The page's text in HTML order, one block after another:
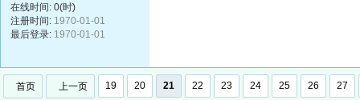
在线时间: 0(时)
注册时间: 1970-01-01
最后登录: 1970-01-01
首页 上一页 19 20 21 22 23 24 25 26 27